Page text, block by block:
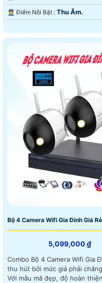
️👮 Điểm Nỗi Bật : Thu Âm.
Bộ 4 Camera Wifi Gia Đình Giá
5,099,000 ₫
Combo Bộ 4 Camera Wifi Gia
thu hút bởi mức giá phải
Với mẫu mã đẹp, độ hoàn